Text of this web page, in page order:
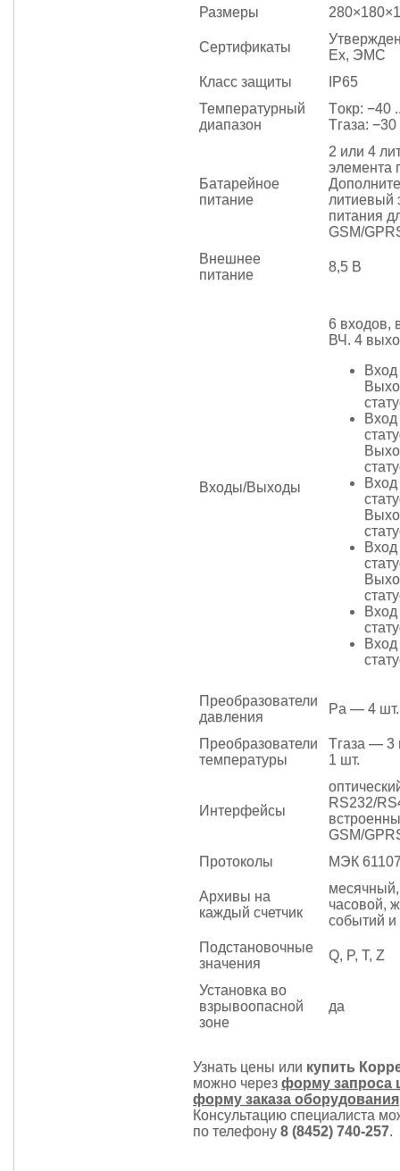
Размеры
Сертификаты
Ex, ЭМС
Класс защиты
IP65
Температурный
диапазон
Tокр: −40
Тгаза: −30
Батарейное
питание
2 или 4
элемента
литиевый
питания
GSM/
Внешнее
питание
8,5 В
Входы/Выходы
6 входов,
ВЧ. 4
Преобразователи
давления
Pa — 4
Преобразователи
температуры
Тгаза — 3
1 шт.
Интерфейсы
RS232/
GSM/
Протоколы
МЭК
Архивы на
каждый счетчик
часовой,
событий
Подстановочные
значения
Q, P, T, Z
Установка во
взрывоопасной
зоне
да
Узнать цены или купить
можно через форму запроса
форму заказа оборудования
Консультацию специалиста
по телефону 8 (8452) 740-257.